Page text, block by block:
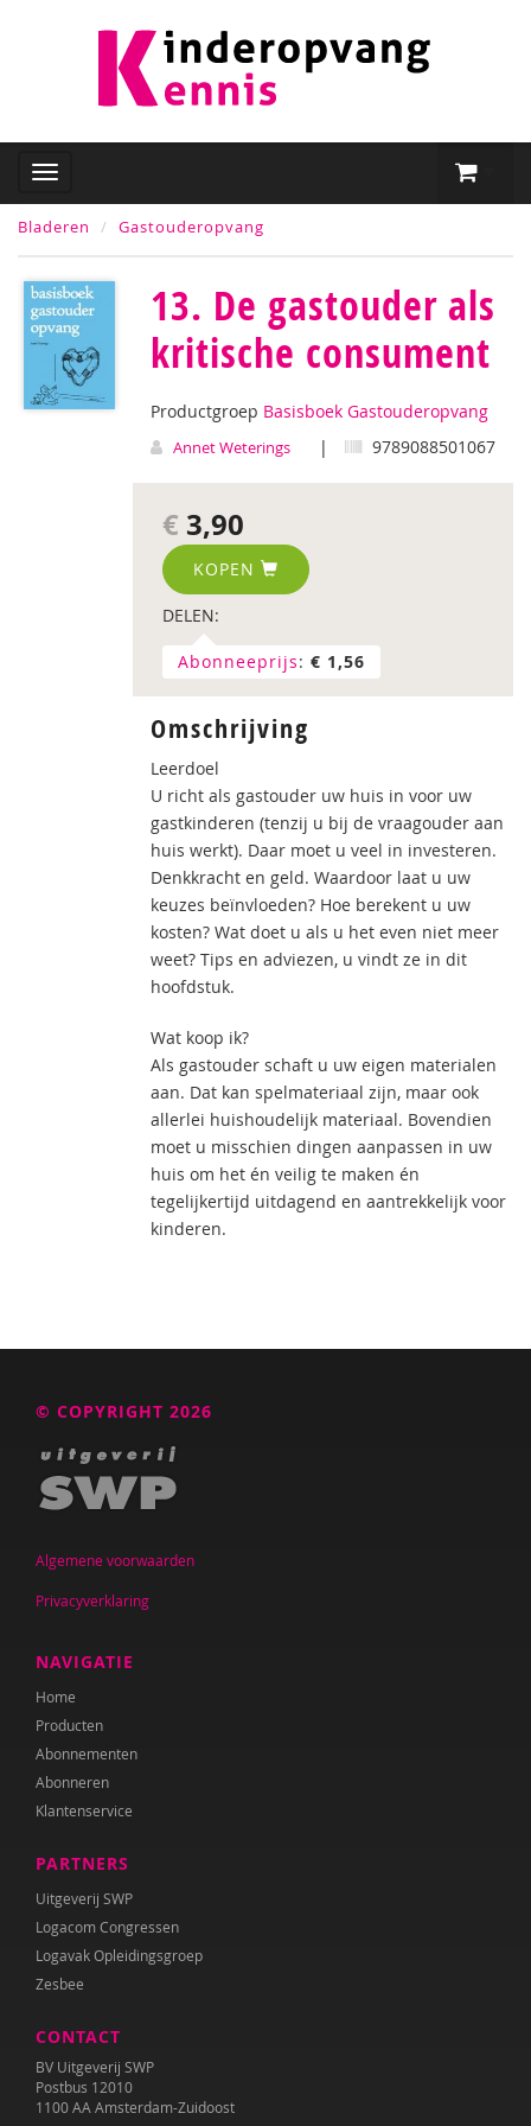
Bladeren Gastouderopvang
13. De gastouder als
kritische consument
Productgroep Basisboek Gastouderopvang
Annet Weterings | 9789088501067
€ 3,90
KOPEN
DELEN:
Abonneeprijs: € 1,56
Omschrijving
Leerdoel
U richt als gastouder uw huis in voor uw
gastkinderen (tenzij u bij de vraagouder aan
huis werkt). Daar moet u veel in investeren.
Denkkracht en geld. Waardoor laat u uw
keuzes beïnvloeden? Hoe berekent u uw
kosten? Wat doet u als u het even niet meer
weet? Tips en adviezen, u vindt ze in dit
hoofdstuk.
Wat koop ik?
Als gastouder schaft u uw eigen materialen
aan. Dat kan spelmateriaal zijn, maar ook
allerlei huishoudelijk materiaal. Bovendien
moet u misschien dingen aanpassen in uw
huis om het én veilig te maken én
tegelijkertijd uitdagend en aantrekkelijk voor
kinderen.
© COPYRIGHT 2026
Algemene voorwaarden
Privacyverklaring
NAVIGATIE
Home
Producten
Abonnementen
Abonneren
Klantenservice
PARTNERS
Uitgeverij SWP
Logacom Congressen
Logavak Opleidingsgroep
Zesbee
CONTACT
BV Uitgeverij SWP
Postbus 12010
1100 AA Amsterdam-Zuidoost